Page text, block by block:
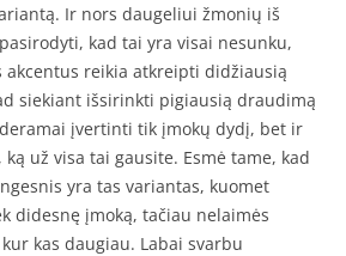
Ir nors daugeliui žmonių iš
kad tai yra visai nesunku,
akcentus reikia atkreipti didžiausią
siekiant išsirinkti pigiausią draudimą
įvertinti tik įmokų dydį, bet ir
už visa tai gausite. Esmė tame, kad
yra tas variantas, kuomet
didesnę įmoką, tačiau nelaimės
kas daugiau. Labai svarbu